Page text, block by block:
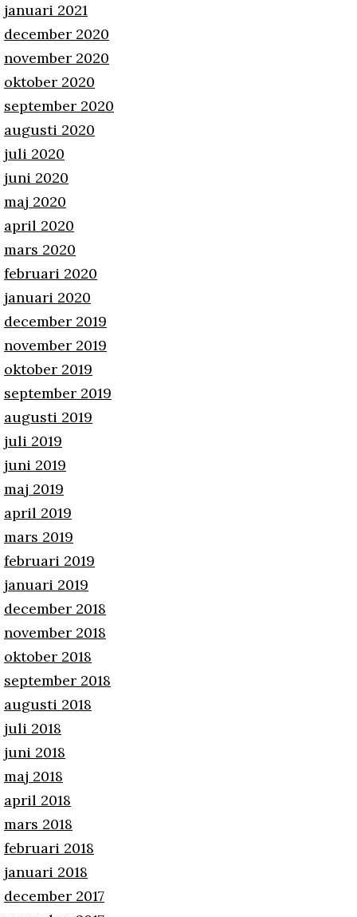
januari 2021
december 2020
november 2020
oktober 2020
september 2020
augusti 2020
juli 2020
juni 2020
maj 2020
april 2020
mars 2020
februari 2020
januari 2020
december 2019
november 2019
oktober 2019
september 2019
augusti 2019
juli 2019
juni 2019
maj 2019
april 2019
mars 2019
februari 2019
januari 2019
december 2018
november 2018
oktober 2018
september 2018
augusti 2018
juli 2018
juni 2018
maj 2018
april 2018
mars 2018
februari 2018
januari 2018
december 2017